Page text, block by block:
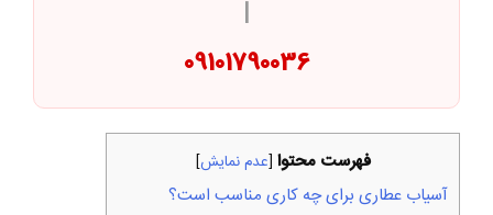
|
09101790036
فهرست محتوا [عدم نمایش]
آسیاب عطاری برای چه کاری مناسب است؟